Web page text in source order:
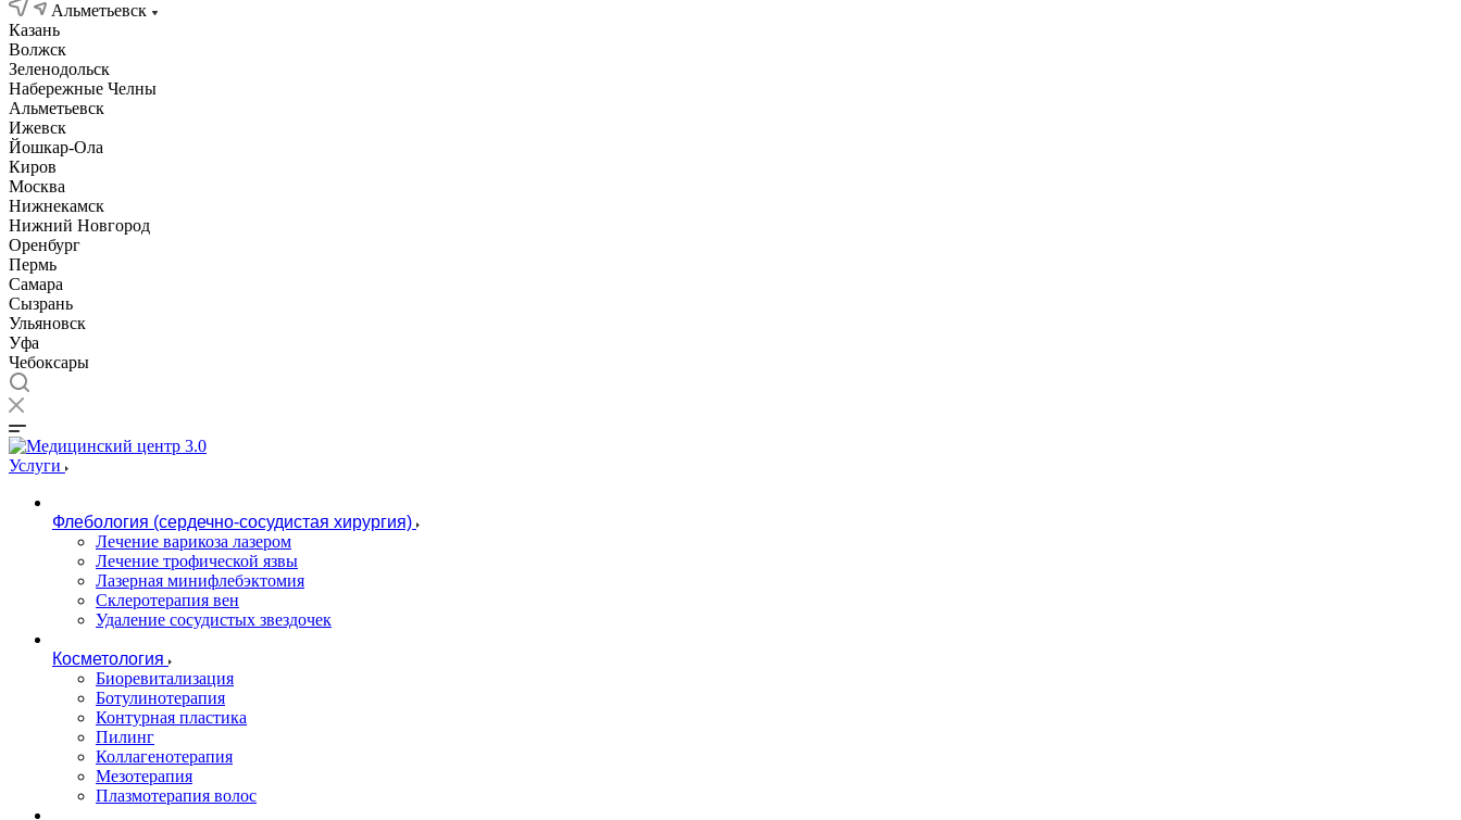
Альметьевск
Казань
Волжск
Зеленодольск
Набережные Челны
Альметьевск
Ижевск
Йошкар-Ола
Киров
Москва
Нижнекамск
Нижний Новгород
Оренбург
Пермь
Самара
Сызрань
Ульяновск
Уфа
Чебоксары
Услуги
Флебология (сердечно-сосудистая хирургия)
Лечение варикоза лазером
Лечение трофической язвы
Лазерная минифлебэктомия
Cклеротерапия вен
Удаление сосудистых звездочек
Косметология
Биоревитализация
Ботулинотерапия
Контурная пластика
Пилинг
Коллагенотерапия
Мезотерапия
Плазмотерапия волос